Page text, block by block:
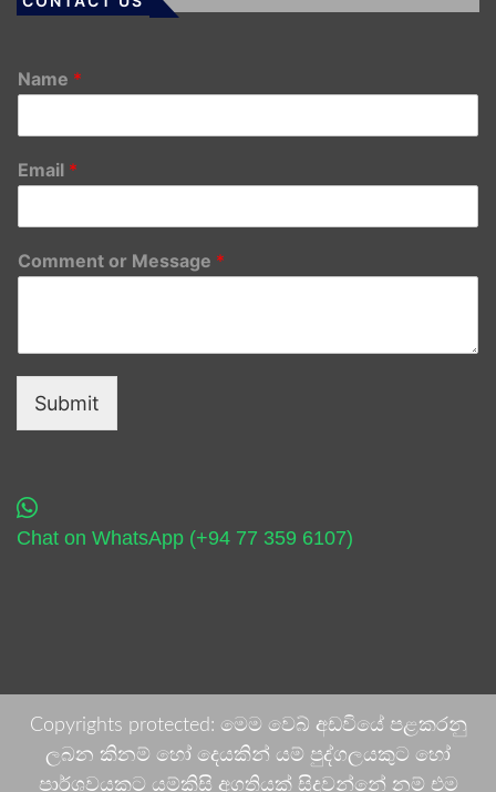
Name *
Email *
Comment or Message *
Submit
Chat on WhatsApp (+94 77 359 6107)
Copyrights protected: මෙම වෙබ් අඩවියේ පළකරනු
ලබන කිනම් හෝ දෙයකින් යම් පුද්ගලයකුට හෝ
පාර්ශවයකට යම්කිසි අගතියක් සිදුවන්නේ නම් එම